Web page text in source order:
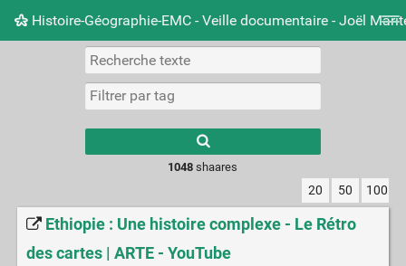
Histoire-Géographie-EMC - Veille documentaire - Joël
Nuage de tags Mur d'images
results.
1048 shaares
20 50 100
Ethiopie : Une histoire complexe - Le Rétro
des cartes | ARTE - YouTube